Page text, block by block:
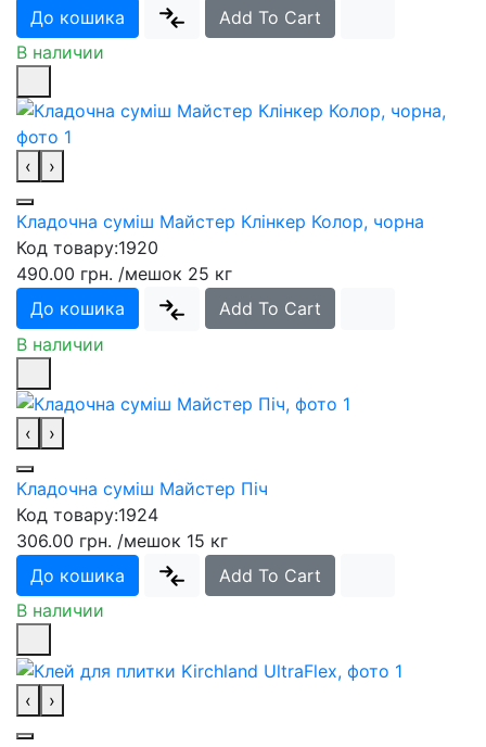
До кошика
Add To Cart
В наличии
‹ ›
Кладочна суміш Майстер Клінкер Колор, чорна
Код товару:1920
490.00 грн. /мешок 25 кг
До кошика
Add To Cart
В наличии
‹ ›
Кладочна суміш Майстер Піч
Код товару:1924
306.00 грн. /мешок 15 кг
До кошика
Add To Cart
В наличии
‹ ›